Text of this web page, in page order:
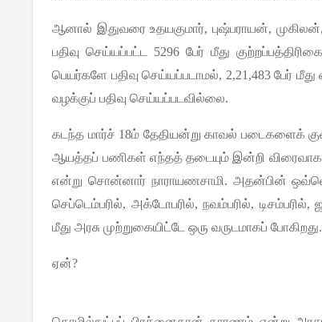
ஆனால் இதுவரை உதயகுமார்,புஷ்பராயன், முகிலன்
பதிவு செய்யப்பட்ட 5296 பேர் மீது குற்றப்பத்திரிகை
பெயர்களே பதிவு செய்யப்படாமல், 2,21,483பேர் மீது
வழக்குப் பதிவு செய்யப்படவில்லை.
கடந்த மார்ச் 18ம் தேதியன்று காவல் படைகளைக்
ஆயத்தப் பணிகள் எந்தத் தடையும் இன்றி விரைவாக
என்று சொன்னார் நாராயணசாமி. அதன்பின்
செப்டெம்பரில், அக்டோபரில்,நவம்பரில், டிசம்பரில்,
மீது அரசு முற்றுகையிட்டே ஒரு வருடமாகப் போகிறது
ஏன்?